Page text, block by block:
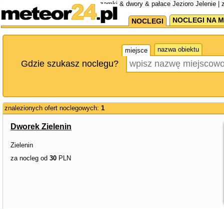
zamki & dwory & pałace Jezioro Jelenie |
NOCLEGI NOCLEGI NA
miejsce nazwa obiektu
Gdzie szukasz noclegu?
znalezionych ofert noclegowych: 1
Dworek Zielenin
Zielenin
za nocleg od 30 PLN